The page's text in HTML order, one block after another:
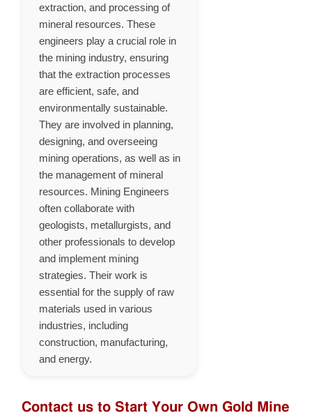
extraction, and processing of
mineral resources. These
engineers play a crucial role in
the mining industry, ensuring
that the extraction processes
are efficient, safe, and
environmentally sustainable.
They are involved in planning,
designing, and overseeing
mining operations, as well as in
the management of mineral
resources. Mining Engineers
often collaborate with
geologists, metallurgists, and
other professionals to develop
and implement mining
strategies. Their work is
essential for the supply of raw
materials used in various
industries, including
construction, manufacturing,
and energy.
Contact us to Start Your Own Gold Mine